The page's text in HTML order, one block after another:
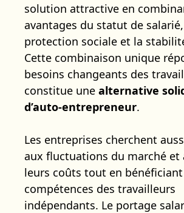
solution attractive en
avantages du statut de
protection sociale et la
Cette combinaison unique
besoins changeants des
constitue une alternative
d’auto-entrepreneur.
Les entreprises cherchent
aux fluctuations du marché et
leurs coûts tout en
compétences des travailleurs
indépendants. Le portage